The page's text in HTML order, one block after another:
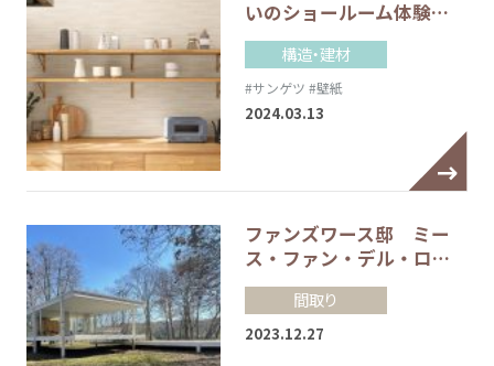
いのショールーム体験…
構造・建材
#サンゲツ #壁紙
2024.03.13
ファンズワース邸 ミー
ス・ファン・デル・ロ…
間取り
2023.12.27